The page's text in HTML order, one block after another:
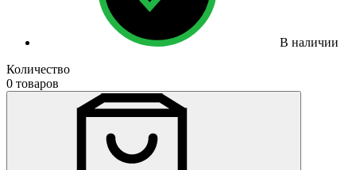
В наличии
Количество
0 товаров